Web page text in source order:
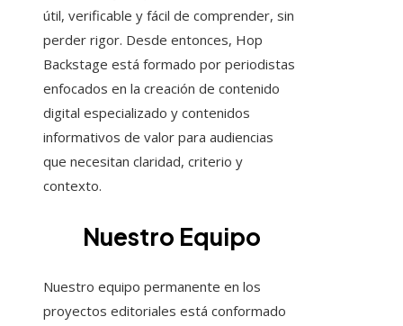
útil, verificable y fácil de comprender, sin
perder rigor. Desde entonces, Hop
Backstage está formado por periodistas
enfocados en la creación de contenido
digital especializado y contenidos
informativos de valor para audiencias
que necesitan claridad, criterio y
contexto.
Nuestro Equipo
Nuestro equipo permanente en los
proyectos editoriales está conformado